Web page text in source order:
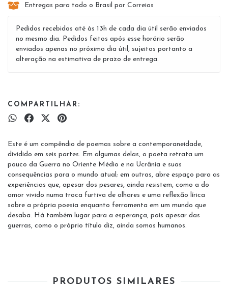
Entregas para todo o Brasil por Correios
Pedidos recebidos até às 13h de cada dia útil serão enviados
no mesmo dia. Pedidos feitos após esse horário serão
enviados apenas no próximo dia útil, sujeitos portanto a
alteração na estimativa de prazo de entrega.
COMPARTILHAR:
Este é um compêndio de poemas sobre a contemporaneidade,
dividido em seis partes. Em algumas delas, o poeta retrata um
pouco da Guerra no Oriente Médio e na Ucrânia e suas
consequências para o mundo atual; em outras, abre espaço para as
experiências que, apesar dos pesares, ainda resistem, como a do
amor vivido numa troca furtiva de olhares e uma reflexão lírica
sobre a própria poesia enquanto ferramenta em um mundo que
desaba. Há também lugar para a esperança, pois apesar das
guerras, como o próprio título diz, ainda somos humanos.
PRODUTOS SIMILARES